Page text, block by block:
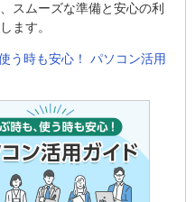
スムーズな準備と安心の利
ます。
う時も安心！ パソコン活用